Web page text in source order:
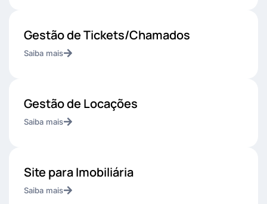
Gestão de Tickets/Chamados
Saiba mais
Gestão de Locações
Saiba mais
Site para Imobiliária
Saiba mais